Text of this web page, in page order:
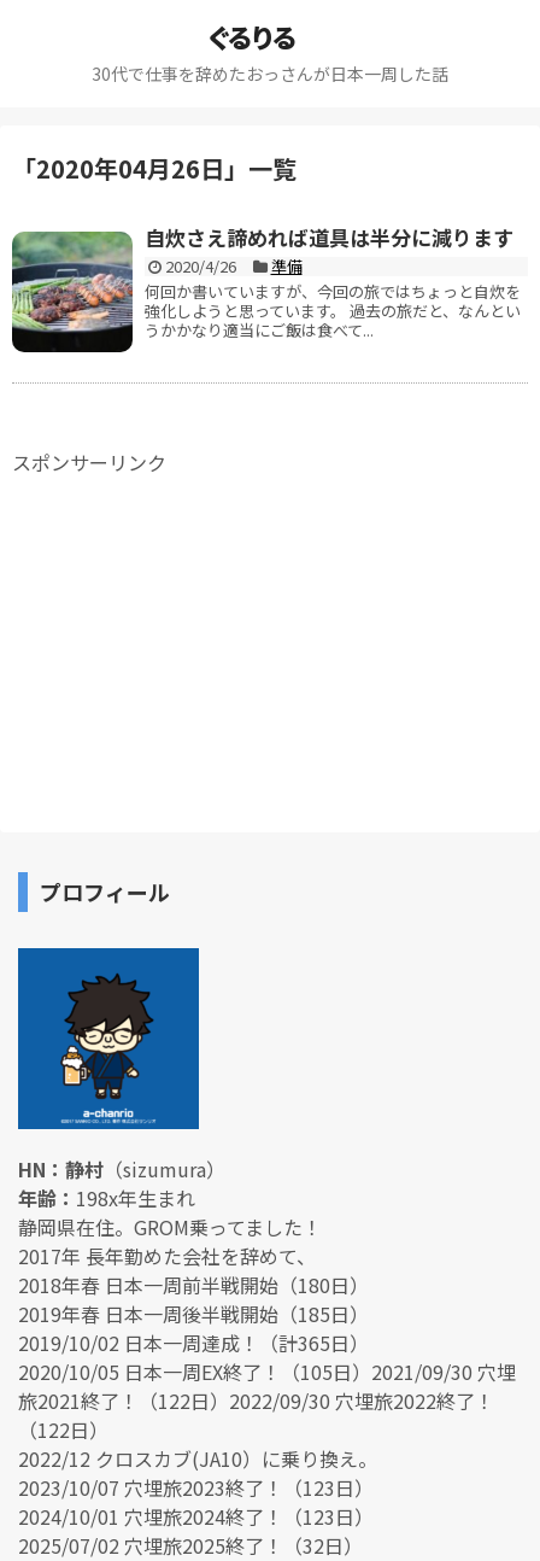
ぐるりる
30代で仕事を辞めたおっさんが日本一周した話
「2020年04月26日」 一覧
自炊さえ諦めれば道具は半分に減ります
2020/4/26
準備
何回か書いていますが、今回の旅ではちょっと自炊を
強化しようと思っています。 過去の旅だと、なんとい
うかかなり適当にご飯は食べて...
スポンサーリンク
プロフィール
HN：静村 （sizumura）
年齢： 198x年生まれ
静岡県在住。GROM乗ってました！
2017年 長年勤めた会社を辞めて、
2018年春 日本一周前半戦開始（180日）
2019年春 日本一周後半戦開始（185日）
2019/10/02 日本一周達成！（計365日）
2020/10/05 日本一周EX終了！（105日）2021/09/30 穴埋
旅2021終了！（122日）2022/09/30 穴埋旅2022終了！
（122日）
2022/12 クロスカブ(JA10）に乗り換え。
2023/10/07 穴埋旅2023終了！（123日）
2024/10/01 穴埋旅2024終了！（123日）
2025/07/02 穴埋旅2025終了！（32日）